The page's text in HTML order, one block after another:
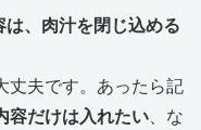
は、肉汁を閉じ込める
丈夫です。あったら記
容だけは入れたい、な